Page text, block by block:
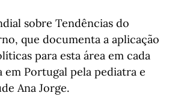
sobre Tendências do
que documenta a aplicação
para esta área em cada
em Portugal pela pediatra e
Ana Jorge.